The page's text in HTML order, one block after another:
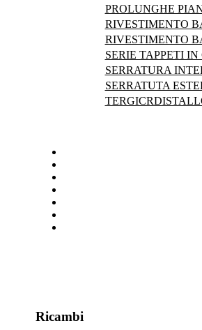
PROLUNGHE
RIVESTIMENTO
RIVESTIMENTO
SERIE TAPPETI
SERRATURA
SERRATUTA
Ricambi